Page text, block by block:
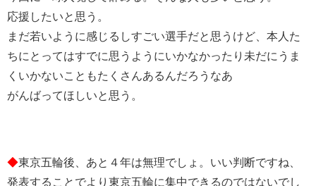
応援したいと思う。
まだ若いように感じるしすごい選手だと思うけど、本人た
ちにとってはすでに思うようにいかなかったり未だにうま
くいかないこともたくさんあるんだろうなあ
がんばってほしいと思う。
◆東京五輪後、あと４年は無理でしょ。いい判断ですね、
発表することでより東京五輪に集中できるのではないでし